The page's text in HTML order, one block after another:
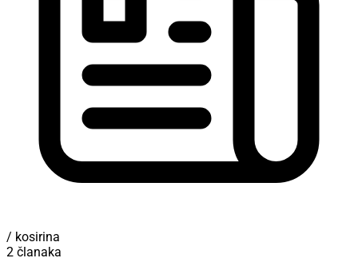
/ kosirina
2 članaka